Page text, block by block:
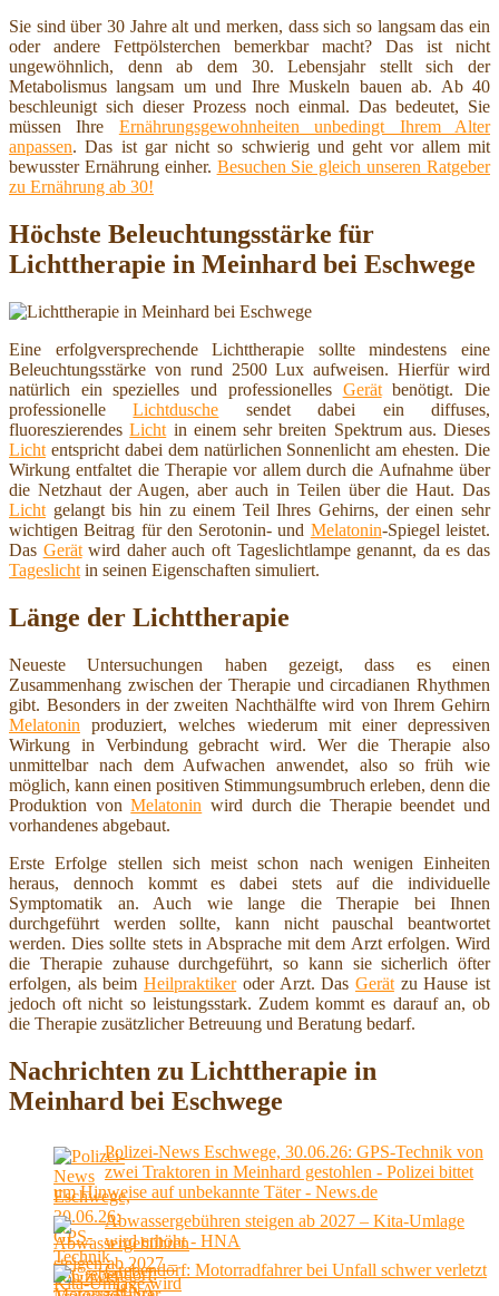
Sie sind über 30 Jahre alt und merken, dass sich so langsam das ein
oder andere Fettpölsterchen bemerkbar macht? Das ist nicht
ungewöhnlich, denn ab dem 30. Lebensjahr stellt sich der
Metabolismus langsam um und Ihre Muskeln bauen ab. Ab 40
beschleunigt sich dieser Prozess noch einmal. Das bedeutet, Sie
müssen Ihre Ernährungsgewohnheiten unbedingt Ihrem Alter
anpassen. Das ist gar nicht so schwierig und geht vor allem mit
bewusster Ernährung einher. Besuchen Sie gleich unseren Ratgeber
zu Ernährung ab 30!
Höchste Beleuchtungsstärke für
Lichttherapie in Meinhard bei Eschwege
Eine erfolgversprechende Lichttherapie sollte mindestens eine
Beleuchtungsstärke von rund 2500 Lux aufweisen. Hierfür wird
natürlich ein spezielles und professionelles Gerätbenötigt. Die
professionelleLichtdusche sendet dabei ein diffuses,
fluoreszierendesLicht in einem sehr breiten Spektrum aus. Dieses
Licht entspricht dabei dem natürlichen Sonnenlicht am ehesten. Die
Wirkung entfaltet die Therapie vor allem durch die Aufnahme über
die Netzhaut der Augen, aber auch in Teilen über die Haut. Das
Licht gelangt bis hin zu einem Teil Ihres Gehirns, der einen sehr
wichtigen Beitrag für den Serotonin- und Melatonin-Spiegel leistet.
Das Gerätwird daher auch oft Tageslichtlampe genannt, da es das
Tageslicht in seinen Eigenschaften simuliert.
Länge der Lichttherapie
Neueste Untersuchungen haben gezeigt, dass es einen
Zusammenhang zwischen der Therapie und circadianen Rhythmen
gibt. Besonders in der zweiten Nachthälfte wird von Ihrem Gehirn
Melatonin produziert, welches wiederum mit einer depressiven
Wirkung in Verbindung gebracht wird. Wer die Therapie also
unmittelbar nach dem Aufwachen anwendet, also so früh wie
möglich, kann einen positiven Stimmungsumbruch erleben, denn die
Produktion vonMelatonin wird durch die Therapie beendet und
vorhandenes abgebaut.
Erste Erfolge stellen sich meist schon nach wenigen Einheiten
heraus, dennoch kommt es dabei stets auf die individuelle
Symptomatik an. Auch wie lange die Therapie bei Ihnen
durchgeführt werden sollte, kann nicht pauschal beantwortet
werden. Dies sollte stets in Absprache mit dem Arzt erfolgen. Wird
die Therapie zuhause durchgeführt, so kann sie sicherlich öfter
erfolgen, als beimHeilpraktikeroder Arzt. Das Gerätzu Hause ist
jedoch oft nicht so leistungsstark. Zudem kommt es darauf an, ob
die Therapie zusätzlicher Betreuung und Beratung bedarf.
Nachrichten zu Lichttherapie in
Meinhard bei Eschwege
Polizei-News Eschwege, 30.06.26: GPS-Technik von
zwei Traktoren in Meinhard gestohlen - Polizei bittet
um Hinweise auf unbekannte Täter - News.de
Abwassergebühren steigen ab 2027 – Kita-Umlage
wird erhöht - HNA
Grebendorf: Motorradfahrer bei Unfall schwer verletzt
- HNA